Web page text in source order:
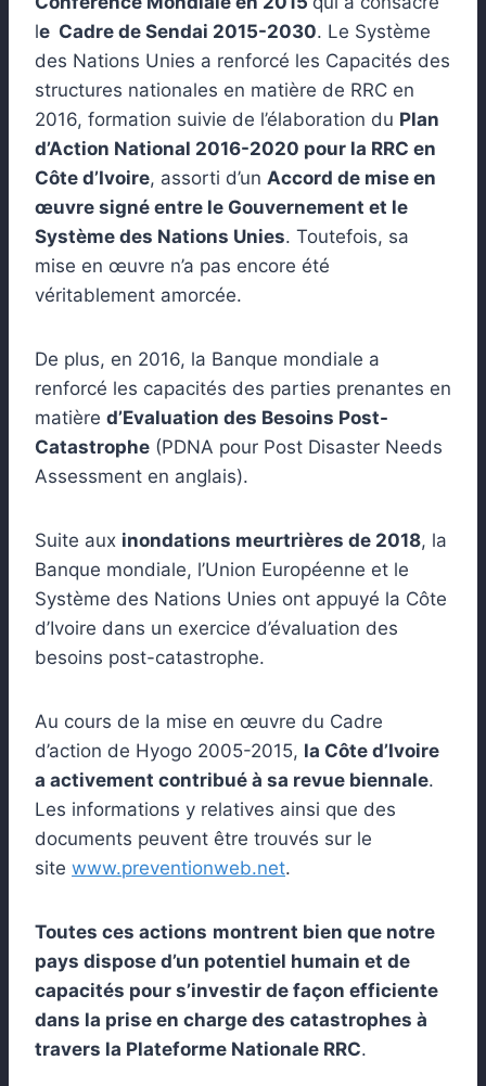
le Cadre de Sendai 2015-2030. Le Système
des Nations Unies a renforcé les Capacités des
structures nationales en matière de RRC en
2016, formation suivie de l’élaboration du Plan
d’Action National 2016-2020 pour la RRC en
Côte d’Ivoire, assorti d’un Accord de mise en
œuvre signé entre le Gouvernement et le
Système des Nations Unies. Toutefois, sa
mise en œuvre n’a pas encore été
véritablement amorcée.
De plus, en 2016, la Banque mondiale a
renforcé les capacités des parties prenantes en
matière d’Evaluation des Besoins Post-
Catastrophe (PDNA pour Post Disaster Needs
Assessment en anglais).
Suite aux inondations meurtrières de 2018, la
Banque mondiale, l’Union Européenne et le
Système des Nations Unies ont appuyé la Côte
d’Ivoire dans un exercice d’évaluation des
besoins post-catastrophe.
Au cours de la mise en œuvre du Cadre
d’action de Hyogo 2005-2015, la Côte d’Ivoire
a activement contribué à sa revue biennale.
Les informations y relatives ainsi que des
documents peuvent être trouvés sur le
site www.preventionweb.net.
Toutes ces actions montrent bien que notre
pays dispose d’un potentiel humain et de
capacités pour s’investir de façon efficiente
dans la prise en charge des catastrophes à
travers la Plateforme Nationale RRC.